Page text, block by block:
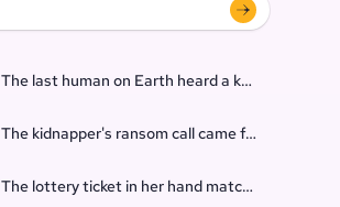
The last human on Earth heard a knock at the
The kidnapper's ransom call came from inside
The lottery ticket in her hand matched every